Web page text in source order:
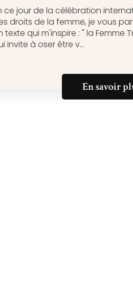
ce jour de la célébration
droits de la femme, je vous
texte qui m'inspire : " la Femme
invite à oser être v...
En savoir